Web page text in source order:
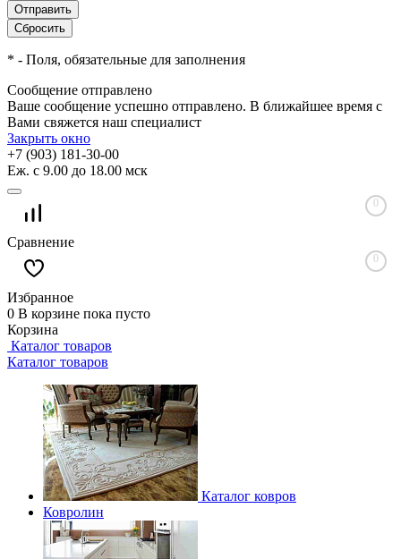
* - Поля, обязательные для заполнения
Сообщение отправлено
Ваше сообщение успешно отправлено. В ближайшее время с
Вами свяжется наш специалист
Закрыть окно
+7 (903) 181-30-00
Еж. с 9.00 до 18.00 мск
0
Сравнение
0
Избранное
0 В корзине пока пусто
Корзина
Каталог товаров
Каталог товаров
Каталог ковров
Ковролин